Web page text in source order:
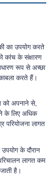
का उपयोग करते
कांच के संक्षारण
रूप से अच्छा
करते हैं।
को अपनाने से,
के लिए अधिक
परियोजना लागत
के दौरान
लागत कम
है।